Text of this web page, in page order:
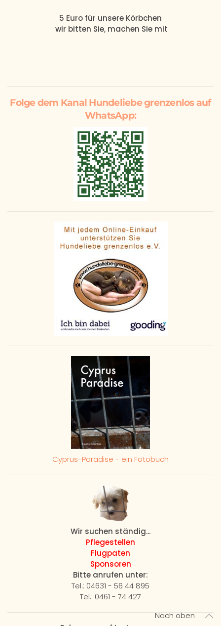
5 Euro für unsere Körbchen
wir bitten Sie, machen Sie mit
Folge dem Kanal Hundeliebe grenzenlos auf
WhatsApp:
Cyprus-Paradise - ein Fotobuch
Wir suchen ständig...
Pflegestellen
Flugpaten
Sponsoren
Bitte anrufen unter:
Tel.: 04631 - 56 44 895
Tel.: 0461 - 74 427
Nach oben